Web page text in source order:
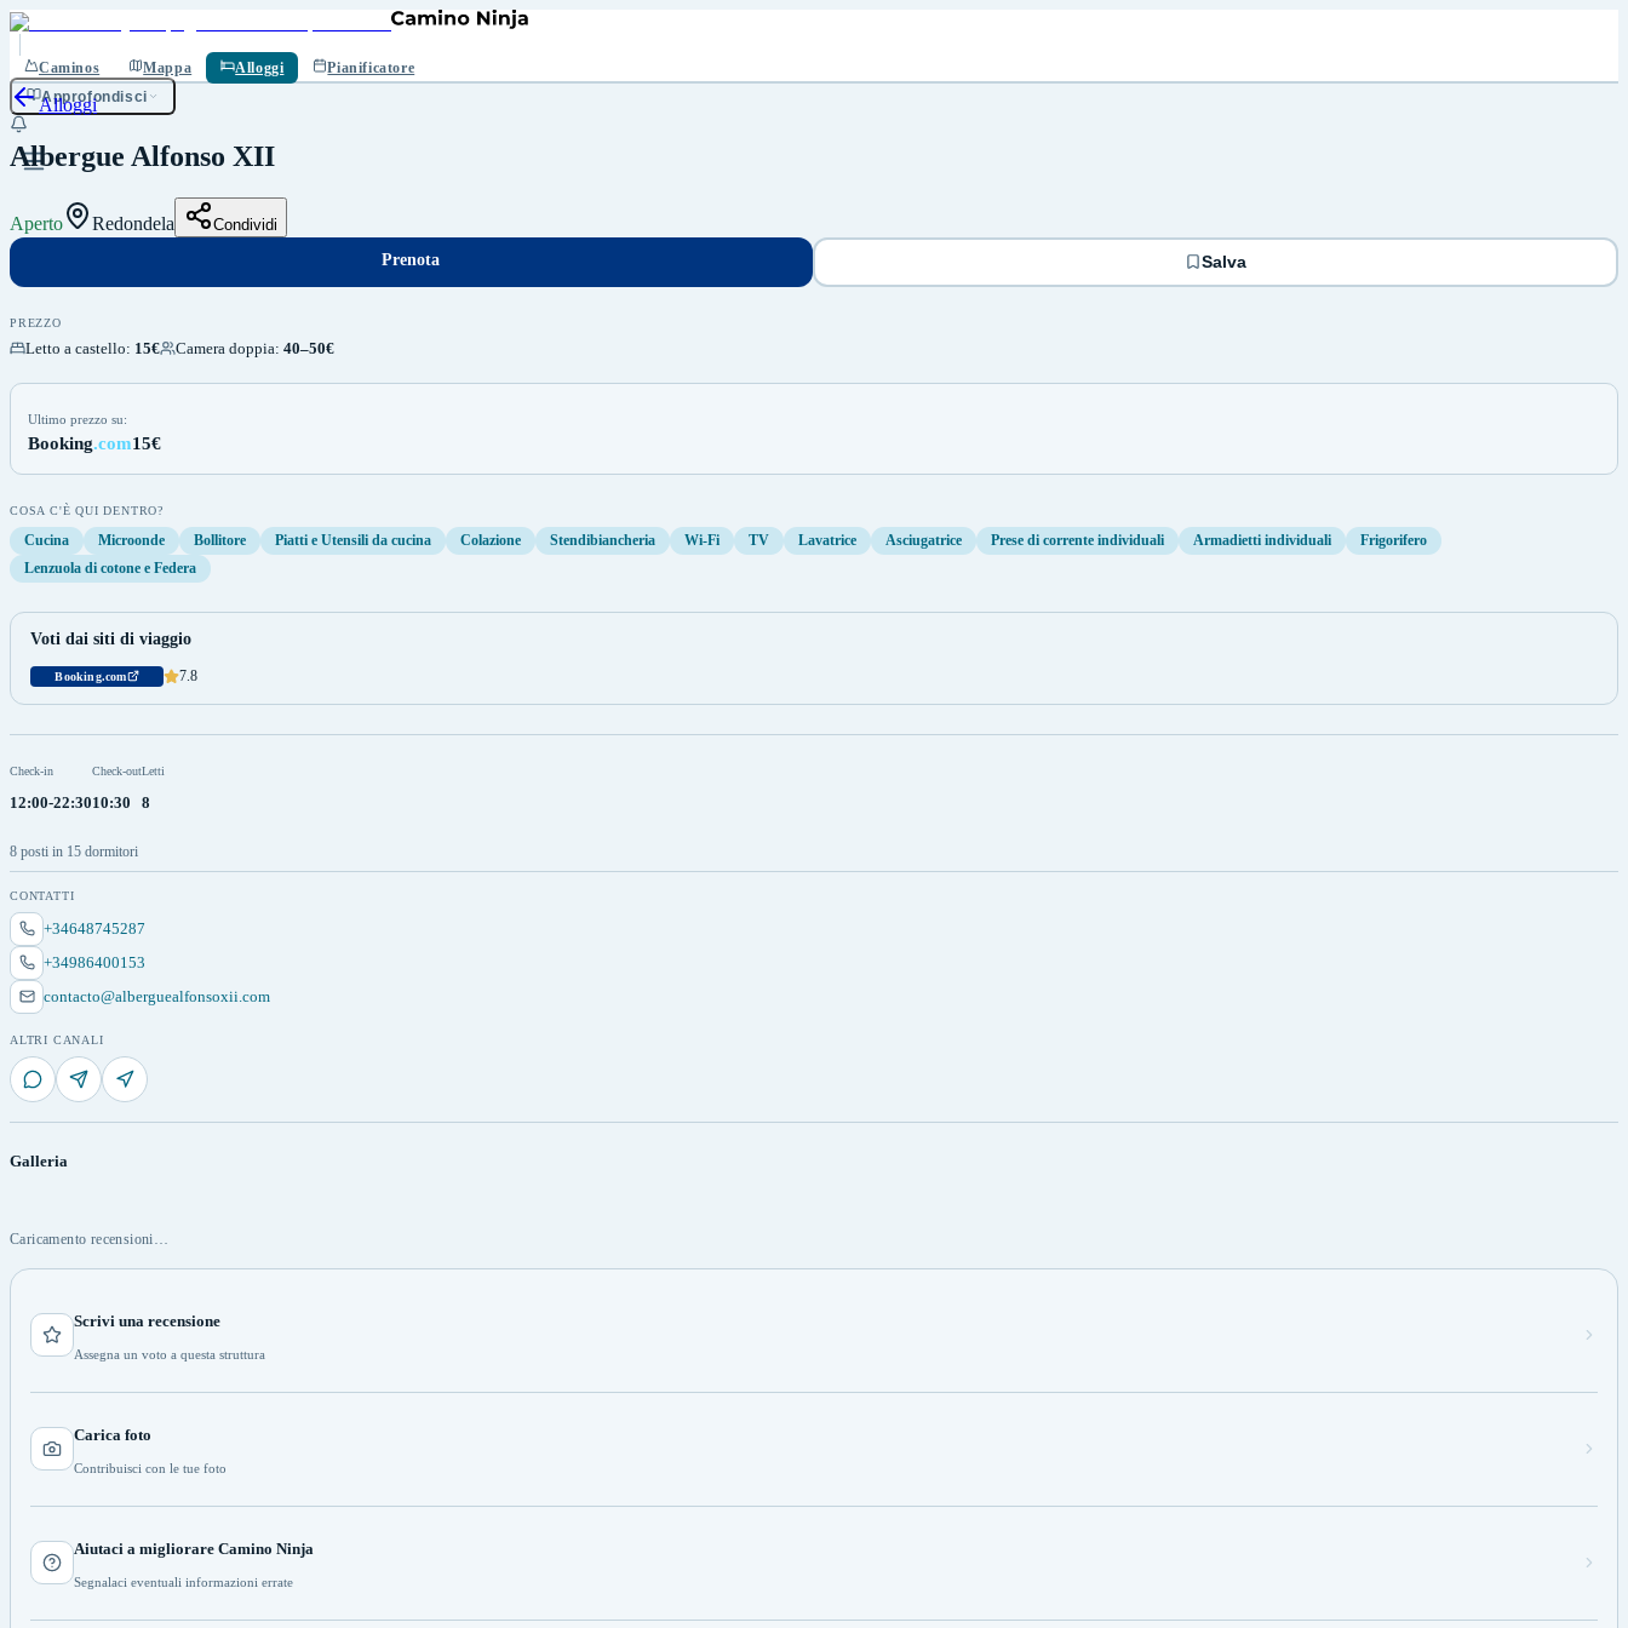
Caminos Mappa Alloggi
Pianificatore
Approfondisci
Alloggi
Albergue Alfonso XII
Aperto Redondela Condividi
Prenota
Prenota Salva
PREZZO
Letto a castello: 15€ Camera doppia: 40–50€
Ultimo prezzo su:
Booking.com15€
COSA C'È QUI DENTRO?
Cucina Microonde Bollitore Piatti e Utensili da cucina Colazione Stendibiancheria Wi-Fi TV Lavatrice Asciugatrice Prese di corrente individuali Armadietti individuali
Frigorifero
Lenzuola di cotone e Federa
Voti dai siti di viaggio
Booking.com 7.8
Check-in
12:00-22:30
Check-out
10:30
Letti
8
8 posti in 15 dormitori
CONTATTI
+34648745287
+34986400153
contacto@alberguealfonsoxii.com
ALTRI CANALI
Galleria
Caricamento recensioni…
Scrivi una recensione
Assegna un voto a questa struttura
Carica foto
Contribuisci con le tue foto
Aiutaci a migliorare Camino Ninja
Segnalaci eventuali informazioni errate